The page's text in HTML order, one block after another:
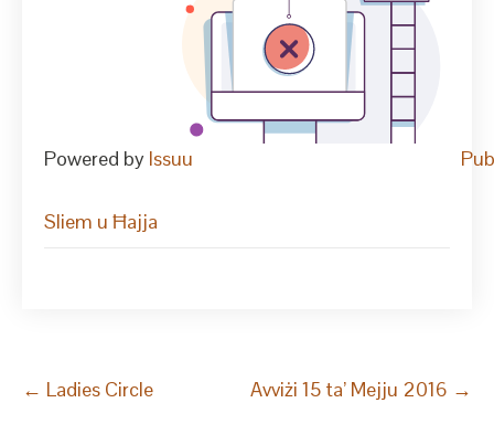
Powered by Issuu
Sliem u Ħajja
Post
navigation
← Ladies Circle Avviżi 15 ta’ Mejju 2016 →